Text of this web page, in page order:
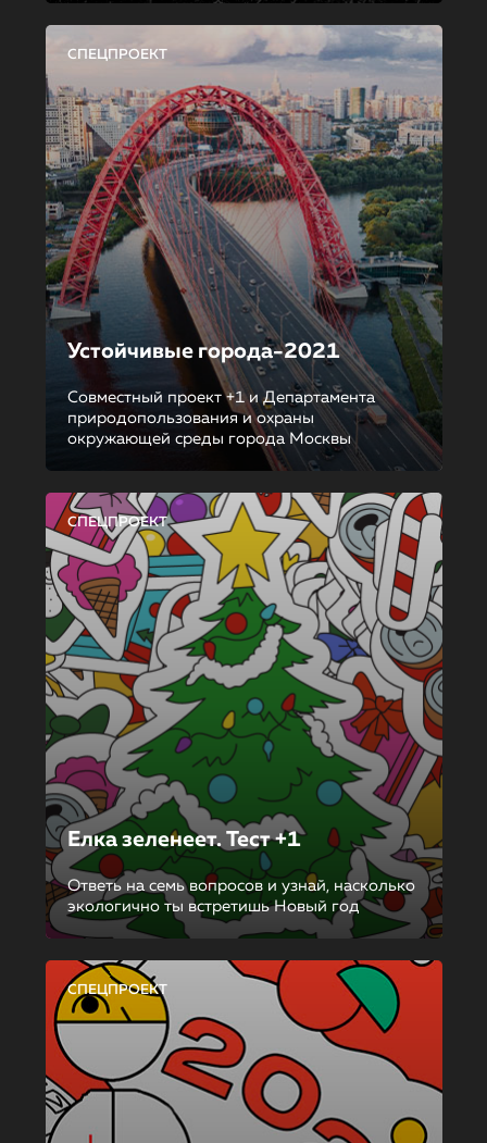
СПЕЦПРОЕКТ
Устойчивые города-2021
Совместный проект +1 и Департамента
природопользования и охраны
окружающей среды города Москвы
СПЕЦПРОЕКТ
Елка зеленеет. Тест +1
Ответь на семь вопросов и узнай, насколько
экологично ты встретишь Новый год
СПЕЦПРОЕКТ